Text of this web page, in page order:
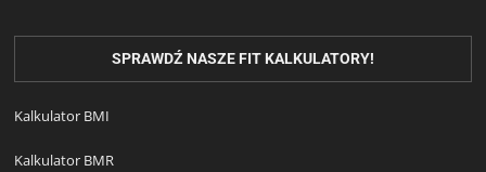
SPRAWDŹ NASZE FIT KALKULATORY!
Kalkulator BMI
Kalkulator BMR